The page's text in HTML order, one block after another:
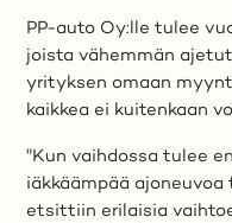
PP-auto Oy:lle tulee
joista vähemmän
yrityksen omaan
kaikkea ei kuitenkaan
"Kun vaihdossa tulee
iäkkäämpää
etsittiin erilaisia